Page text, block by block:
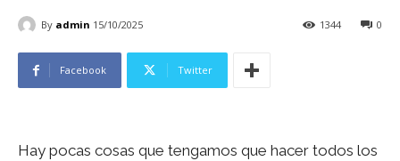
By admin 15/10/2025 0
1344
Facebook Twitter
Hay pocas cosas que tengamos que hacer todos los